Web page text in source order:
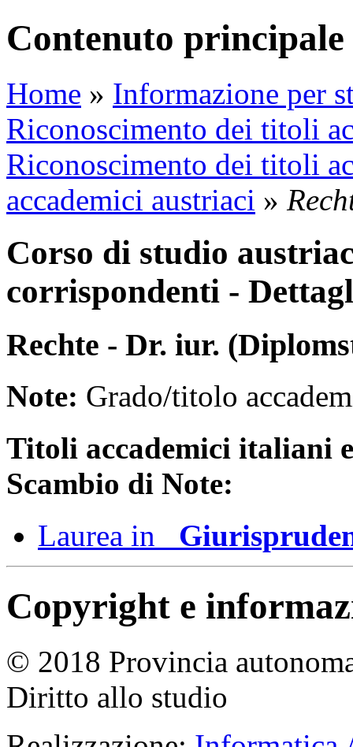
Contenuto principale
Home » Informazione per
Riconoscimento dei titoli
Riconoscimento dei titoli
accademici austriaci »
Corso di studio
corrispondenti -
Rechte - Dr. iur.
Note: Grado/titolo
Titoli accademici italiani
Scambio di Note:
Laurea in
Copyright e
© 2018 Provincia
Diritto allo studio